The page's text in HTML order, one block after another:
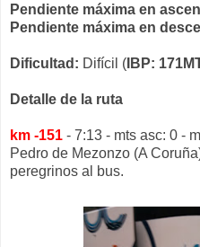
Pendiente máxima en
Pendiente máxima en
Dificultad: Difícil ( IBP:
Detalle de la ruta
km -151 - 7:13 - mts asc: 0 -
Pedro de Mezonzo (A
peregrinos al bus.